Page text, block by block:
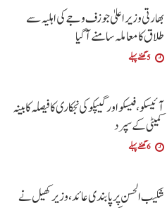
بھارتی وزیراعلیٰ جوزف وجے کی اہلیہ سے
طلاق کا معاملہ سامنے آگیا
5 گھنٹے پہلے
آئیسکو، فیسکو اور گیپکو کی نجکاری کا فیصلہ کابینہ
کمیٹی کے سپرد
6 گھنٹے پہلے
شکیب الحسن پر پابندی عائد، وزیر کھیل نے